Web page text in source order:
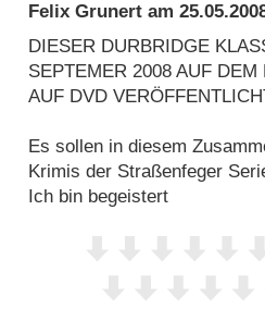
Felix Grunert am
DIESER DURBRIDGE
SEPTEMER 2008 AUF DEM
AUF DVD
Es sollen in diesem
Krimis der Straßenfeger
Ich bin begeistert